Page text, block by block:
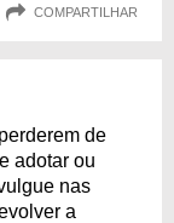
COMPARTILHAR
de
adotar ou
nas
a